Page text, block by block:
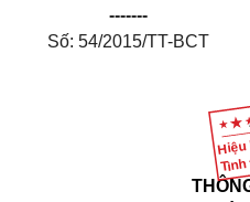
-------
Số: 54/2015/TT-BCT